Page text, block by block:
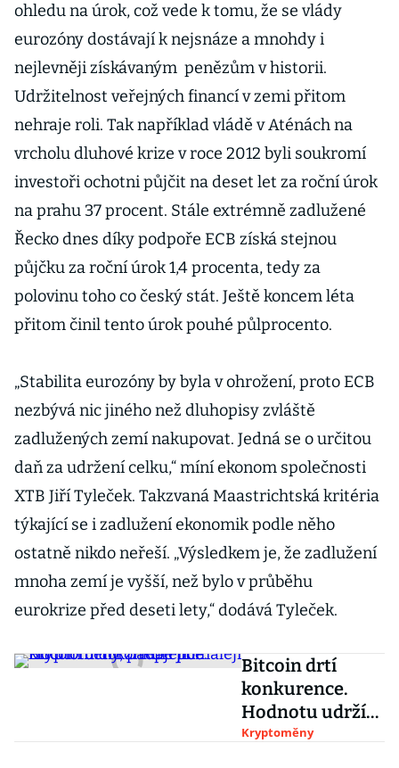
ohledu na úrok, což vede k tomu, že se vlády
eurozóny dostávají k nejsnáze a mnohdy i
nejlevněji získávaným penězům v historii.
Udržitelnost veřejných financí v zemi přitom
nehraje roli. Tak například vládě v Aténách na
vrcholu dluhové krize v roce 2012 byli soukromí
investoři ochotni půjčit na deset let za roční úrok
na prahu 37 procent. Stále extrémně zadlužené
Řecko dnes díky podpoře ECB získá stejnou
půjčku za roční úrok 1,4 procenta, tedy za
polovinu toho co český stát. Ještě koncem léta
přitom činil tento úrok pouhé půlprocento.
„Stabilita eurozóny by byla v ohrožení, proto ECB
nezbývá nic jiného než dluhopisy zvláště
zadlužených zemí nakupovat. Jedná se o určitou
daň za udržení celku,“ míní ekonom společnosti
XTB Jiří Tyleček. Takzvaná Maastrichtská kritéria
týkající se i zadlužení ekonomik podle něho
ostatně nikdo neřeší. „Výsledkem je, že zadlužení
mnoha zemí je vyšší, než bylo v průběhu
eurokrize před deseti lety,“ dodává Tyleček.
Bitcoin drtí
konkurence.
Hodnotu udrží
lépe jiné
Kryptoměny